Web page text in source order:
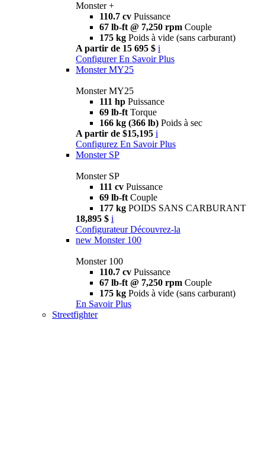
Monster +
110.7 cv Puissance
67 lb-ft @ 7,250 rpm Couple
175 kg Poids à vide (sans carburant)
A partir de 15 695 $ i
Configurer En Savoir Plus
Monster MY25
Monster MY25
111 hp Puissance
69 lb-ft Torque
166 kg (366 lb) Poids à sec
A partir de $15,195 i
Configurez En Savoir Plus
Monster SP
Monster SP
111 cv Puissance
69 lb-ft Couple
177 kg POIDS SANS CARBURANT
18,895 $ i
Configurateur Découvrez-la
new Monster 100
Monster 100
110.7 cv Puissance
67 lb-ft @ 7,250 rpm Couple
175 kg Poids à vide (sans carburant)
En Savoir Plus
Streetfighter